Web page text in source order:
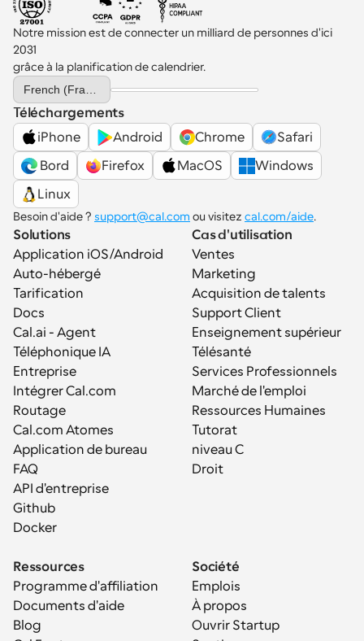
Notre mission est de connecter un milliard de personnes d'ici
2031
grâce à la planification de calendrier.
Select Language
Téléchargements
iPhone
Android Chrome
Safari
Bord
Firefox MacOS
Windows
Linux
Besoin d'aide ? support@cal.com ou visitez cal.com/aide.
Solutions
Application iOS/Android
Auto-hébergé
Tarification
Docs
Cal.ai - Agent
Téléphonique IA
Entreprise
Intégrer Cal.com
Routage
Cal.com Atomes
Application de bureau
FAQ
API d'entreprise
Github
Docker
Cas d'utilisation
Ventes
Marketing
Acquisition de talents
Support Client
Enseignement supérieur
Télésanté
Services Professionnels
Marché de l'emploi
Ressources Humaines
Tutorat
niveau C
Droit
Ressources
Programme d'affiliation
Documents d'aide
Blog
Société
Emplois
À propos
Ouvrir Startup